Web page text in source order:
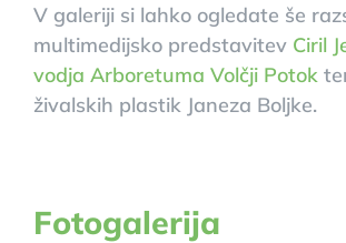
V galeriji si lahko ogledate še
multimedijsko predstavitev Ciril
vodja Arboretuma Volčji Potok
živalskih plastik Janeza Boljke.
Fotogalerija